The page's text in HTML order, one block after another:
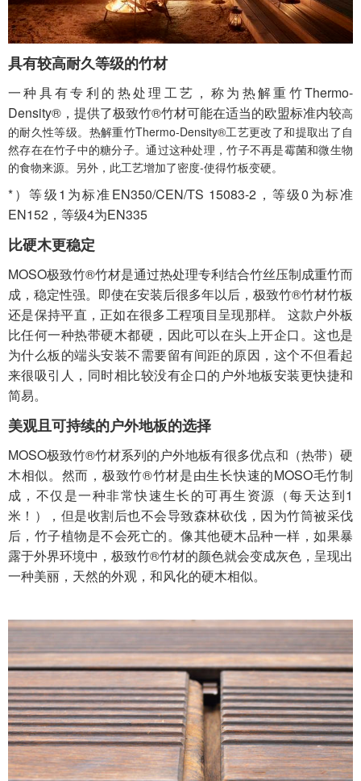
具有较高耐久等级的竹材
一种具有专利的热处理工艺，称为热解重竹Thermo-
Density®，提供了极致竹®竹材可能在适当的欧盟标准内较高
的耐久性等级。热解重竹Thermo-Density®工艺更改了和提取出了自
然存在在竹子中的糖分子。通过这种处理，竹子不再是霉菌和微生物
的食物来源。另外，此工艺增加了密度-使得竹板变硬。
*）等级1为标准EN350/CEN/TS 15083-2，等级0为标准
EN152，等级4为EN335
比硬木更稳定
MOSO极致竹®竹材是通过热处理专利结合竹丝压制成重竹而
成，稳定性强。即使在安装后很多年以后， 极致竹®竹材竹板
还是保持平直，正如在很多工程项目呈现那样。 这款户外板
比任何一种热带硬木都硬，因此可以在头上开企口。这也是
为什么板的端头安装不需要留有间距的原因，这个不但看起
来很吸引人，同时相比较没有企口的户外地板安装更快捷和
简易。
美观且可持续的户外地板的选择
MOSO极致竹®竹材系列的户外地板有很多优点和（热带）硬
木相似。然而， 极致竹®竹材是由生长快速的MOSO毛竹制
成，不仅是一种非常快速生长的可再生资源（每天达到1
米！），但是收割后也不会导致森林砍伐，因为竹筒被采伐
后，竹子植物是不会死亡的。像其他硬木品种一样，如果暴
露于外界环境中， 极致竹®竹材的颜色就会变成灰色，呈现出
一种美丽，天然的外观，和风化的硬木相似。